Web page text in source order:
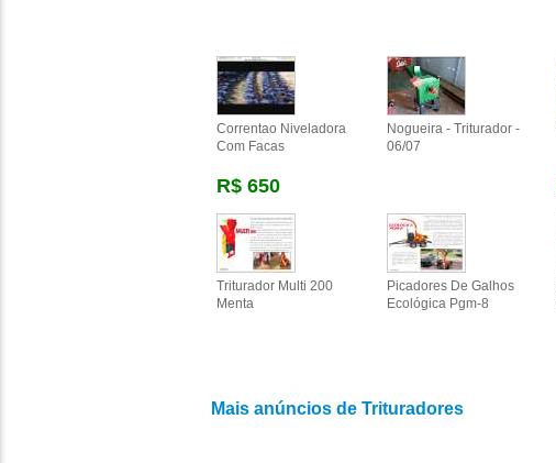
Correntao Niveladora
Com Facas
R$ 650
Nogueira - Triturador -
06/07
Triturador Multi 200
Menta
Picadores De Galhos
Ecológica Pgm-8
Mais anúncios de Trituradores